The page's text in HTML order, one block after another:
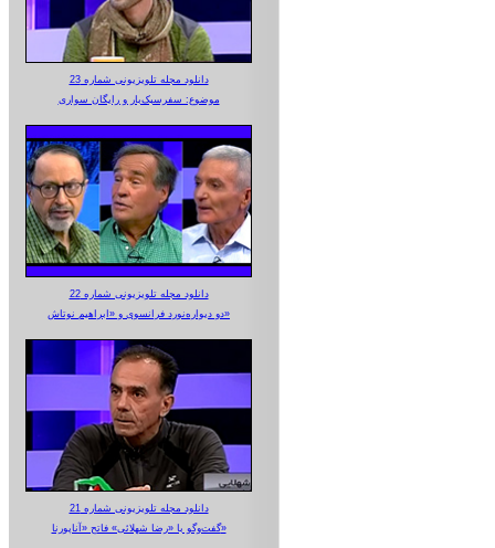
دانلود مجله تلویزیونی شماره 23
موضوع: سفرسبک‌بار و رایگان سواری
دانلود مجله تلویزیونی شماره 22
دو دیواره‌نورد فرانسوی و «ابراهیم نوتاش»
دانلود مجله تلویزیونی شماره 21
گفت‌وگو با «رضا شهلائی» فاتح «آناپورنا»